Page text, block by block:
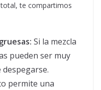
te compartimos
Si la mezcla
pueden ser muy
permite una